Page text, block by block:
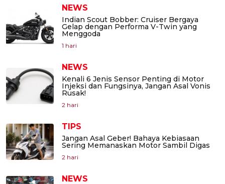
NEWS
Indian Scout Bobber: Cruiser Bergaya
Gelap dengan Performa V-Twin yang
Menggoda
1 hari
NEWS
Kenali 6 Jenis Sensor Penting di Motor
Injeksi dan Fungsinya, Jangan Asal Vonis
Rusak!
2 hari
TIPS
Jangan Asal Geber! Bahaya Kebiasaan
Sering Memanaskan Motor Sambil Digas
2 hari
NEWS